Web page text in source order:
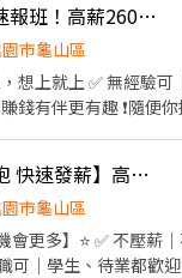
居酒屋。 【基本保障與其他福
提撥6%、僱主意外責
③正式薪夥伴年假10
④完整的教育訓練 ⑤
衛生管理/店鋪庫存管
項
👍 暑期超搶手🚨快速報班！高薪260🔥日領現賺💸多時段任選！
市龜山區
想上就上 ✅ 無經驗
便你挑❗️我負責發錢❗️快找
－08:00 夜11班
早8班：08:00 －
👍 💰【88節檔期開跑 快速發薪】高時薪＋龜山多班別⭐日領2000~3000
市龜山區
會更多】⭐ ✅ 不壓薪
可｜學生、待業都歡